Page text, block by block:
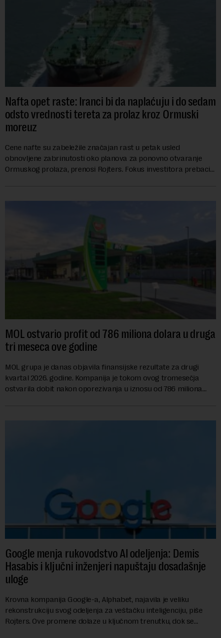
Nafta opet raste: Iranci bi da naplaćuju i do sedam
odsto vrednosti tereta za prolaz kroz Ormuski
moreuz
Cene nafte su zabeležile značajan rast u petak usled
obnovljene zabrinutosti oko planova za ponovno otvaranje
Ormuskog prolaza, prenosi Rojters. Fokus investitora prebacio
MOL ostvario profit od 786 miliona dolara u druga
tri meseca ove godine
MOL grupa je danas objavila finansijske rezultate za drugi
kvartal 2026. godine. Kompanija je tokom ovog tromesečja
ostvarila dobit nakon oporezivanja u iznosu od 786 miliona
Google menja rukovodstvo AI odeljenja: Demis
Hasabis i ključni inženjeri napuštaju dosadašnje
uloge
Krovna kompanija Google-a, Alphabet, najavila je veliku
rekonstrukciju svog odeljenja za veštačku inteligenciju, piše
Rojters. Ove promene dolaze u ključnom trenutku, dok se